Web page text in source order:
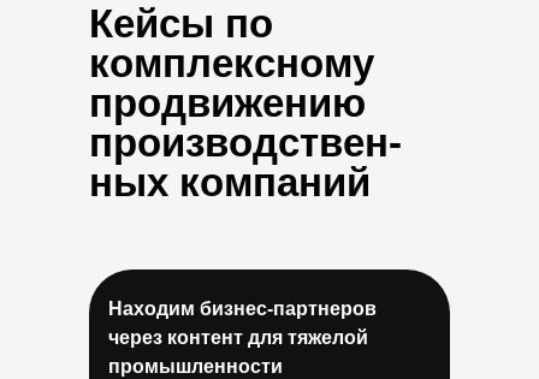
Кейсы по
комплексному
продвижению
производствен-
ных компаний
Находим бизнес-партнеров
через контент для тяжелой
промышленности